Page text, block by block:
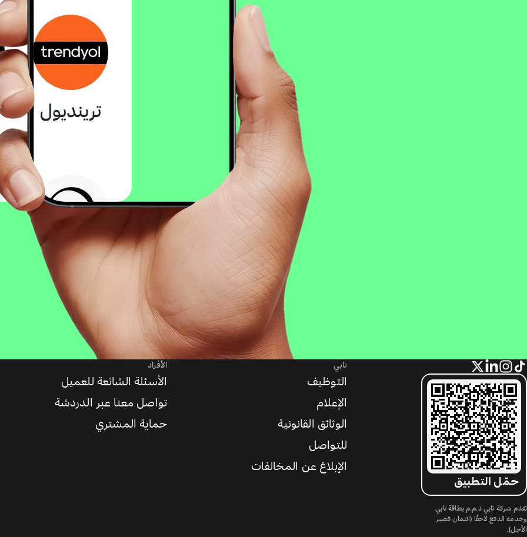
حمّل التطبيق
تقدّم شركة تابي ذ.م.م بطاقة تابي
وخدمة الدفع لاحقًا (ائتمان قصير
الأجل).
تابي
التوظيف
الإعلام
الوثائق القانونية
للتواصل
الإبلاغ عن المخالفات
الأفراد
الأسئلة الشائعة للعميل
تواصل معنا عبر الدردشة
حماية المشتري